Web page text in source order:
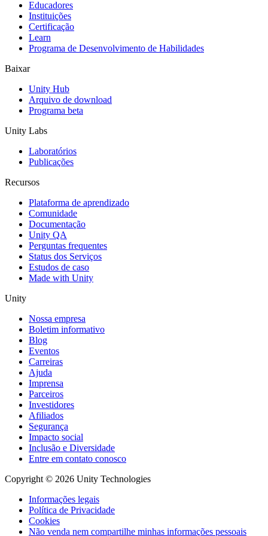
Jogos XR
Lance jogos XR em várias plataformas
Jogos com multijogador
Educadores
Instituições
Certificação
Learn
Programa de Desenvolvimento de Habilidades
Baixar
Unity Hub
Arquivo de download
Programa beta
Unity Labs
Laboratórios
Publicações
Recursos
Plataforma de aprendizado
Comunidade
Documentação
Unity QA
Perguntas frequentes
Status dos Serviços
Estudos de caso
Made with Unity
Unity
Nossa empresa
Boletim informativo
Blog
Eventos
Carreiras
Ajuda
Imprensa
Parceiros
Investidores
Afiliados
Segurança
Impacto social
Inclusão e Diversidade
Entre em contato conosco
Copyright © 2026 Unity Technologies
Informações legais
Política de Privacidade
Cookies
Não venda nem compartilhe minhas informações pessoais